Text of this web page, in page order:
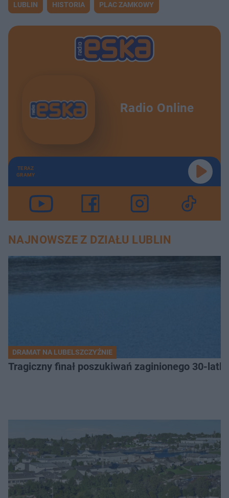
LUBLIN HISTORIA PLAC ZAMKOWY
Radio Online
TERAZ
GRAMY
NAJNOWSZE Z DZIAŁU LUBLIN
DRAMAT NA LUBELSZCZYŹNIE
Tragiczny finał poszukiwań zaginionego 30-